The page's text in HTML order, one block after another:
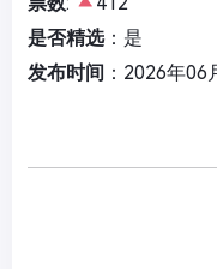
是否精选：是
发布时间 ：2026年